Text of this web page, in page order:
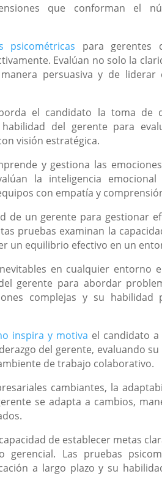
que conforman el
psicométricas para gerentes
Evalúan no solo la
persuasiva y de liderar
el candidato la toma de
del gerente para
visión estratégica.
y gestiona las
la inteligencia
con empatía y
de un gerente para gestionar
pruebas examinan la
un equilibrio efectivo en un
en cualquier entorno
gerente para abordar
complejas y su habilidad
inspira y motiva el candidato a
del gerente, evaluando su
de trabajo colaborativo.
cambiantes, la
se adapta a cambios,
de establecer metas
Las pruebas
a largo plazo y su